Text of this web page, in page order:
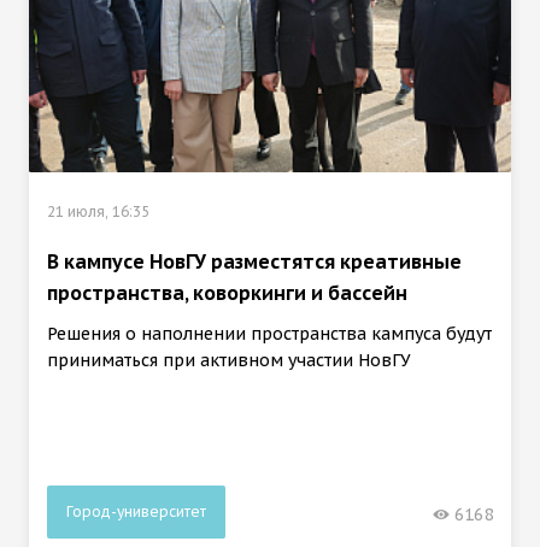
21 июля, 16:35
В кампусе НовГУ разместятся креативные
пространства, коворкинги и бассейн
Решения о наполнении пространства кампуса будут
приниматься при активном участии НовГУ
Город-университет 6168